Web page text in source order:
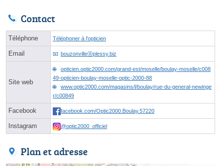
Contact
Téléphone Téléphoner à l'opticien
Email bouzonvilleⓐplessy.biz
Site web
opticien.optic2000.com/grand-est/moselle/boulay-moselle/c008
49-opticien-boulay-moselle-optic-2000-88
www.optic2000.com/magasins/l/boulay/rue-du-general-newinge
r/c00849
Facebook facebook.com/Optic2000.Boulay.57220
Instagram @optic2000_officiel
Plan et adresse